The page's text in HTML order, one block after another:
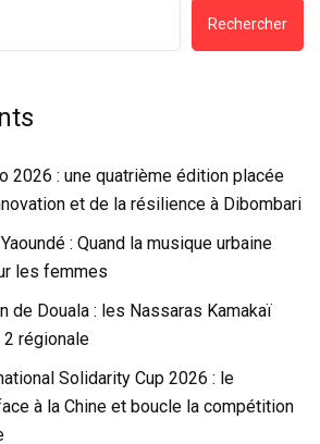
Rechercher
2026 : une quatrième édition placée
et de la résilience à Dibombari
: Quand la musique urbaine
les femmes
de Douala : les Nassaras Kamakaï
régionale
Solidarity Cup 2026 : le
à la Chine et boucle la compétition